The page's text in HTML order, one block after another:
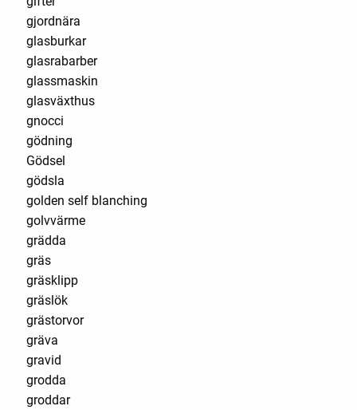
gjordnära
glasburkar
glasrabarber
glassmaskin
glasväxthus
gnocci
gödning
Gödsel
gödsla
golden self blanching
golvvärme
grädda
gräs
gräsklipp
gräslök
grästorvor
gräva
gravid
grodda
groddar